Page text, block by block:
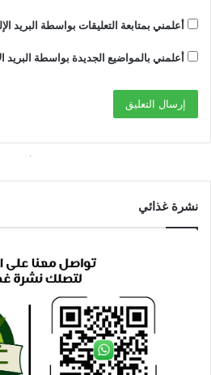
أعلمني بمتابعة التعليقات بواسطة البريد
أعلمني بالمواضيع الجديدة بواسطة البريد
نشرة غذائي